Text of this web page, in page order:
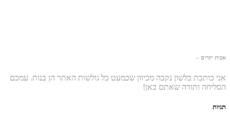
אבות יקרים –
אני כותבת בלשון נקבה מכיוון שכמעט כל גולשות האתר הן בנות. עמכם
הסליחה ותודה שאתם כאן!
תגיות